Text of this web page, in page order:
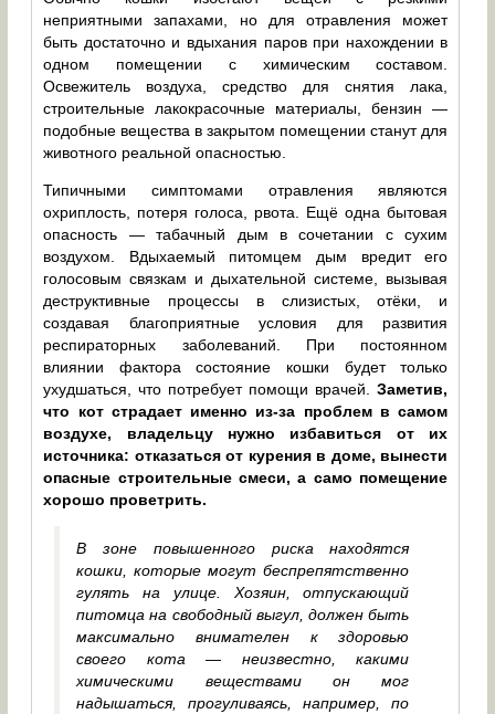
неприятными запахами, но для отравления может
быть достаточно и вдыхания паров при нахождении в
одном помещении с химическим составом.
Освежитель воздуха, средство для снятия лака,
строительные лакокрасочные материалы, бензин —
подобные вещества в закрытом помещении станут для
животного реальной опасностью.
Типичными симптомами отравления являются
охриплость, потеря голоса, рвота. Ещё одна бытовая
опасность — табачный дым в сочетании с сухим
воздухом. Вдыхаемый питомцем дым вредит его
голосовым связкам и дыхательной системе, вызывая
деструктивные процессы в слизистых, отёки, и
создавая благоприятные условия для развития
респираторных заболеваний. При постоянном
влиянии фактора состояние кошки будет только
ухудшаться, что потребует помощи врачей.Заметив,
что кот страдает именно из-за проблем в самом
воздухе, владельцу нужно избавиться от их
источника: отказаться от курения в доме, вынести
опасные строительные смеси, а само помещение
хорошо проветрить.
В зоне повышенного риска находятся
кошки, которые могут беспрепятственно
гулять на улице. Хозяин, отпускающий
питомца на свободный выгул, должен быть
максимально внимателен к здоровью
своего кота — неизвестно, какими
химическими веществами он мог
надышаться, прогуливаясь, например, по